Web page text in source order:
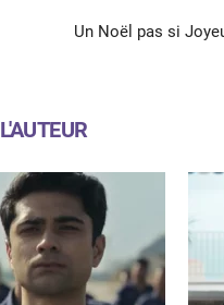
Un Noël pas si